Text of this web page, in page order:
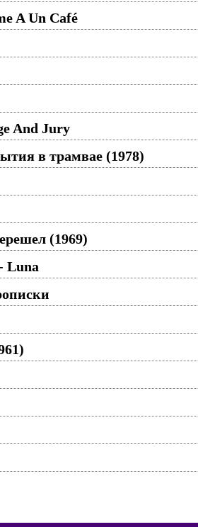
A Un Café
And Jury
в трамвае (1978)
(1969)
Luna